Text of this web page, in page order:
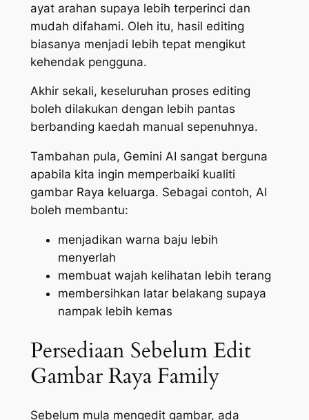
ayat arahan supaya lebih terperinci dan
mudah difahami. Oleh itu, hasil editing
biasanya menjadi lebih tepat mengikut
kehendak pengguna.
Akhir sekali, keseluruhan proses editing
boleh dilakukan dengan lebih pantas
berbanding kaedah manual sepenuhnya.
Tambahan pula, Gemini AI sangat berguna
apabila kita ingin memperbaiki kualiti
gambar Raya keluarga. Sebagai contoh, AI
boleh membantu:
menjadikan warna baju lebih
menyerlah
membuat wajah kelihatan lebih terang
membersihkan latar belakang supaya
nampak lebih kemas
Persediaan Sebelum Edit
Gambar Raya Family
Sebelum mula mengedit gambar, ada